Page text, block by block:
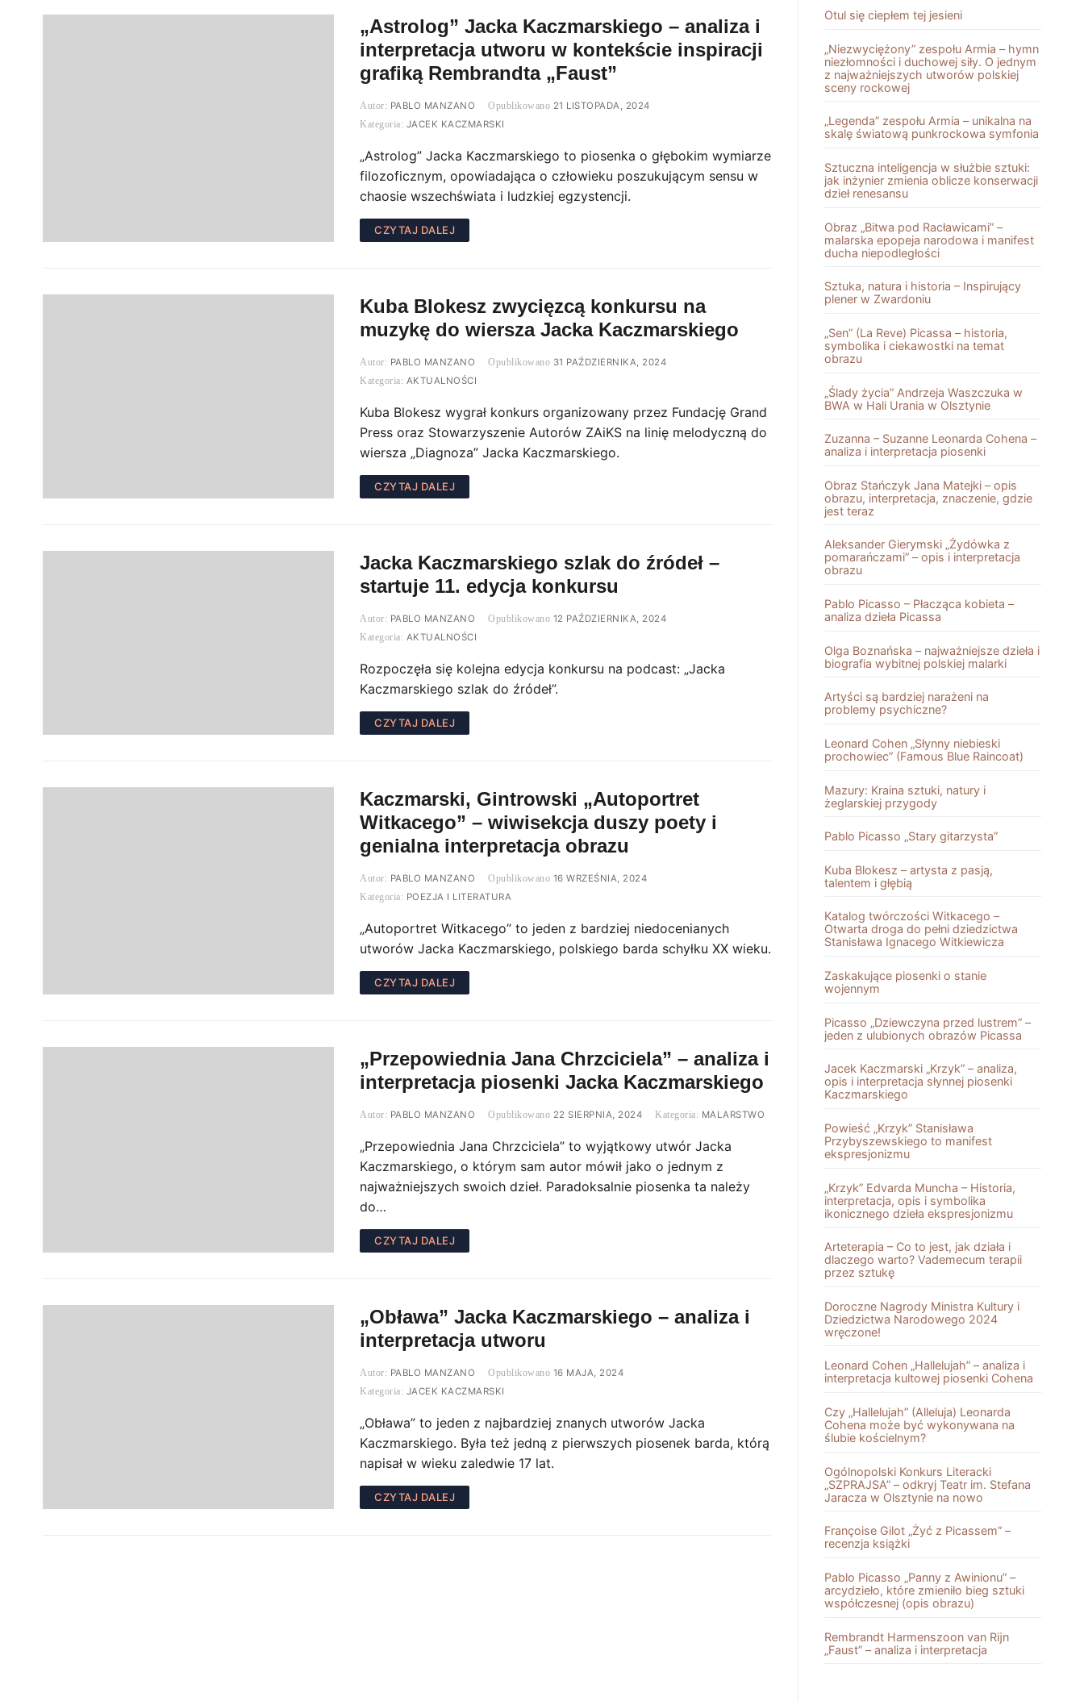
„Astrolog” Jacka Kaczmarskiego – analiza i
interpretacja utworu w kontekście inspiracji
grafiką Rembrandta „Faust”
PABLO MANZANO
21 LISTOPADA, 2024
JACEK KACZMARSKI
„Astrolog” Jacka Kaczmarskiego to piosenka o głębokim wymiarze
filozoficznym, opowiadająca o człowieku poszukującym sensu w
chaosie wszechświata i ludzkiej egzystencji.
CZYTAJ DALEJ
Kuba Blokesz zwycięzcą konkursu na
muzykę do wiersza Jacka Kaczmarskiego
PABLO MANZANO
31 PAŹDZIERNIKA, 2024
AKTUALNOŚCI
Kuba Blokesz wygrał konkurs organizowany przez Fundację Grand
Press oraz Stowarzyszenie Autorów ZAiKS na linię melodyczną do
wiersza „Diagnoza” Jacka Kaczmarskiego.
CZYTAJ DALEJ
Jacka Kaczmarskiego szlak do źródeł –
startuje 11. edycja konkursu
PABLO MANZANO
12 PAŹDZIERNIKA, 2024
AKTUALNOŚCI
Rozpoczęła się kolejna edycja konkursu na podcast: „Jacka
Kaczmarskiego szlak do źródeł”.
CZYTAJ DALEJ
Kaczmarski, Gintrowski „Autoportret
Witkacego” – wiwisekcja duszy poety i
genialna interpretacja obrazu
PABLO MANZANO
16 WRZEŚNIA, 2024
POEZJA I LITERATURA
„Autoportret Witkacego” to jeden z bardziej niedocenianych
utworów Jacka Kaczmarskiego, polskiego barda schyłku XX wieku.
CZYTAJ DALEJ
„Przepowiednia Jana Chrzciciela” – analiza i
interpretacja piosenki Jacka Kaczmarskiego
PABLO MANZANO 22 SIERPNIA, 2024 MALARSTWO
„Przepowiednia Jana Chrzciciela” to wyjątkowy utwór Jacka
Kaczmarskiego, o którym sam autor mówił jako o jednym z
najważniejszych swoich dzieł. Paradoksalnie piosenka ta należy
do…
CZYTAJ DALEJ
„Obława” Jacka Kaczmarskiego – analiza i
interpretacja utworu
PABLO MANZANO
16 MAJA, 2024
JACEK KACZMARSKI
„Obława” to jeden z najbardziej znanych utworów Jacka
Kaczmarskiego. Była też jedną z pierwszych piosenek barda, którą
napisał w wieku zaledwie 17 lat.
CZYTAJ DALEJ
Otul się ciepłem tej jesieni
„Niezwyciężony” zespołu Armia – hymn
niezłomności i duchowej siły. O jednym
z najważniejszych utworów polskiej
sceny rockowej
„Legenda” zespołu Armia – unikalna na
skalę światową punkrockowa symfonia
Sztuczna inteligencja w służbie sztuki:
jak inżynier zmienia oblicze konserwacji
dzieł renesansu
Obraz „Bitwa pod Racławicami” –
malarska epopeja narodowa i manifest
ducha niepodległości
Sztuka, natura i historia – Inspirujący
plener w Zwardoniu
„Sen” (La Reve) Picassa – historia,
symbolika i ciekawostki na temat
obrazu
„Ślady życia” Andrzeja Waszczuka w
BWA w Hali Urania w Olsztynie
Zuzanna – Suzanne Leonarda Cohena –
analiza i interpretacja piosenki
Obraz Stańczyk Jana Matejki – opis
obrazu, interpretacja, znaczenie, gdzie
jest teraz
Aleksander Gierymski „Żydówka z
pomarańczami” – opis i interpretacja
obrazu
Pablo Picasso – Płacząca kobieta –
analiza dzieła Picassa
Olga Boznańska – najważniejsze dzieła i
biografia wybitnej polskiej malarki
Artyści są bardziej narażeni na
problemy psychiczne?
Leonard Cohen „Słynny niebieski
prochowiec” (Famous Blue Raincoat)
Mazury: Kraina sztuki, natury i
żeglarskiej przygody
Pablo Picasso „Stary gitarzysta”
Kuba Blokesz – artysta z pasją,
talentem i głębią
Katalog twórczości Witkacego –
Otwarta droga do pełni dziedzictwa
Stanisława Ignacego Witkiewicza
Zaskakujące piosenki o stanie
wojennym
Picasso „Dziewczyna przed lustrem” –
jeden z ulubionych obrazów Picassa
Jacek Kaczmarski „Krzyk” – analiza,
opis i interpretacja słynnej piosenki
Kaczmarskiego
Powieść „Krzyk” Stanisława
Przybyszewskiego to manifest
ekspresjonizmu
„Krzyk” Edvarda Muncha – Historia,
interpretacja, opis i symbolika
ikonicznego dzieła ekspresjonizmu
Arteterapia – Co to jest, jak działa i
dlaczego warto? Vademecum terapii
przez sztukę
Doroczne Nagrody Ministra Kultury i
Dziedzictwa Narodowego 2024
wręczone!
Leonard Cohen „Hallelujah” – analiza i
interpretacja kultowej piosenki Cohena
Czy „Hallelujah” (Alleluja) Leonarda
Cohena może być wykonywana na
ślubie kościelnym?
Ogólnopolski Konkurs Literacki
„SZPRAJSA” – odkryj Teatr im. Stefana
Jaracza w Olsztynie na nowo
Françoise Gilot „Żyć z Picassem” –
recenzja książki
Pablo Picasso „Panny z Awinionu” –
arcydzieło, które zmieniło bieg sztuki
współczesnej (opis obrazu)
Rembrandt Harmenszoon van Rĳn
„Faust” – analiza i interpretacja